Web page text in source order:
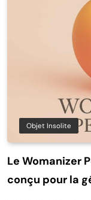
Objet Insolite
Le Womanizer
conçu pour la